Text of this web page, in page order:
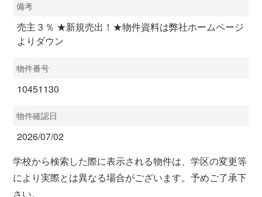
備考
売主３％ ★新規売出！★物件資料は弊社ホームページ
よりダウン
物件番号
10451130
物件確認日
2026/07/02
学校から検索した際に表示される物件は、学区の変更等
により実際とは異なる場合がございます。予めご了承下
さい。